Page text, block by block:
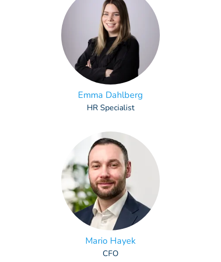
Emma Dahlberg
HR Specialist
Mario Hayek
CFO